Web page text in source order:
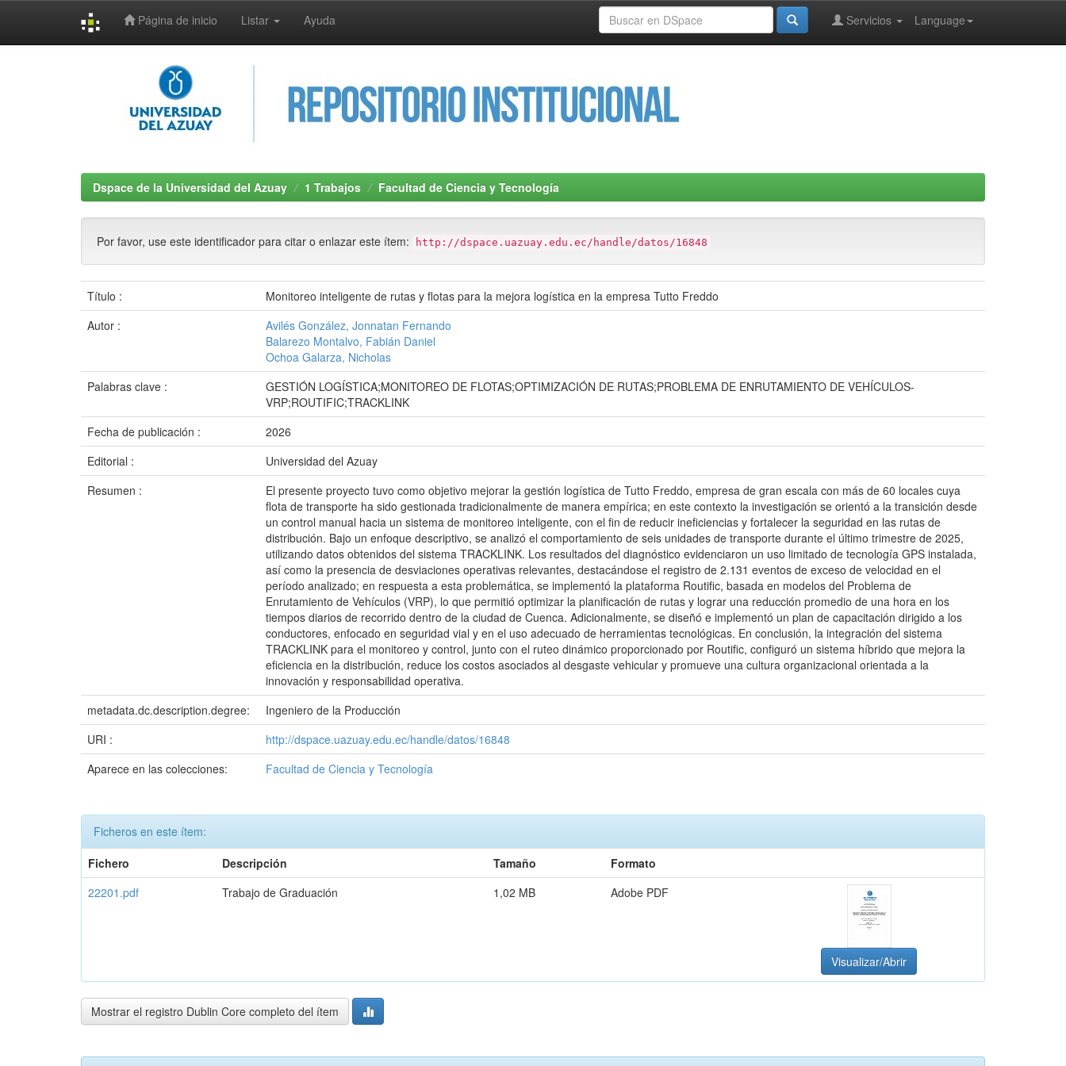
Página de inicio Listar Ayuda Language
Servicios
Dspace de la Universidad del Azuay 1 Trabajos Facultad de Ciencia y Tecnología
Por favor, use este identificador para citar o enlazar este ítem: http://dspace.uazuay.edu.ec/handle/datos/16848
Título :
Monitoreo inteligente de rutas y flotas para la mejora logística en la empresa Tutto Freddo
Autor :
Avilés González, Jonnatan Fernando
Balarezo Montalvo, Fabián Daniel
Ochoa Galarza, Nicholas
Palabras clave :
GESTIÓN LOGÍSTICA;MONITOREO DE FLOTAS;OPTIMIZACIÓN DE RUTAS;PROBLEMA DE ENRUTAMIENTO DE VEHÍCULOS-
VRP;ROUTIFIC;TRACKLINK
Fecha de publicación :
2026
Editorial :
Universidad del Azuay
Resumen :
El presente proyecto tuvo como objetivo mejorar la gestión logística de Tutto Freddo, empresa de gran escala con más de 60 locales cuya
flota de transporte ha sido gestionada tradicionalmente de manera empírica; en este contexto la investigación se orientó a la transición desde
un control manual hacia un sistema de monitoreo inteligente, con el fin de reducir ineficiencias y fortalecer la seguridad en las rutas de
distribución. Bajo un enfoque descriptivo, se analizó el comportamiento de seis unidades de transporte durante el último trimestre de 2025,
utilizando datos obtenidos del sistema TRACKLINK. Los resultados del diagnóstico evidenciaron un uso limitado de tecnología GPS instalada,
así como la presencia de desviaciones operativas relevantes, destacándose el registro de 2.131 eventos de exceso de velocidad en el
período analizado; en respuesta a esta problemática, se implementó la plataforma Routific, basada en modelos del Problema de
Enrutamiento de Vehículos (VRP), lo que permitió optimizar la planificación de rutas y lograr una reducción promedio de una hora en los
tiempos diarios de recorrido dentro de la ciudad de Cuenca. Adicionalmente, se diseñó e implementó un plan de capacitación dirigido a los
conductores, enfocado en seguridad vial y en el uso adecuado de herramientas tecnológicas. En conclusión, la integración del sistema
TRACKLINK para el monitoreo y control, junto con el ruteo dinámico proporcionado por Routific, configuró un sistema híbrido que mejora la
eficiencia en la distribución, reduce los costos asociados al desgaste vehicular y promueve una cultura organizacional orientada a la
innovación y responsabilidad operativa.
metadata.dc.description.degree:
Ingeniero de la Producción
URI :
http://dspace.uazuay.edu.ec/handle/datos/16848
Aparece en las colecciones:
Facultad de Ciencia y Tecnología
Ficheros en este ítem:
Fichero
Descripción Tamaño
Formato
22201.pdf
Trabajo de Graduación 1,02 MB Adobe PDF
Visualizar/Abrir
Mostrar el registro Dublin Core completo del ítem